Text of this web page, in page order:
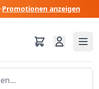
·Promotionen anzeigen